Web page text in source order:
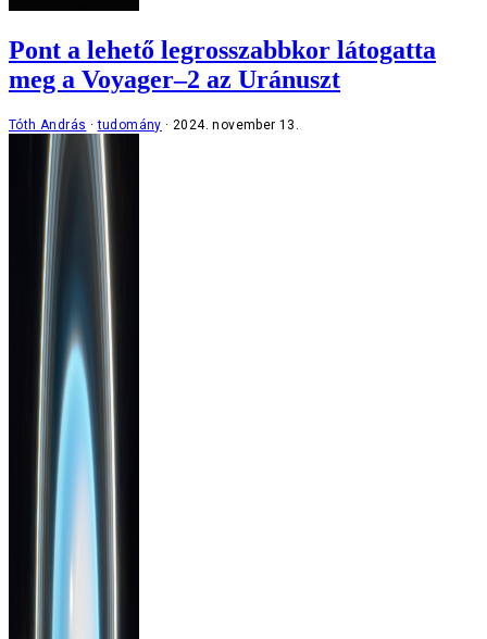
Pont a lehető legrosszabbkor látogatta
meg a Voyager–2 az Uránuszt
Tóth András tudomány 2024. november 13.